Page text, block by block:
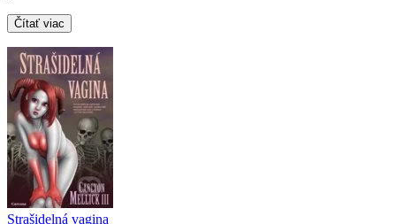
Čítať viac
Strašidelná vagina